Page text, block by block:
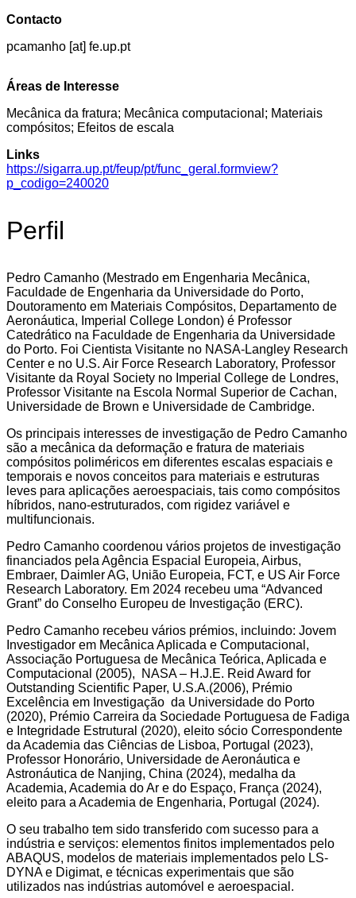
Contacto
pcamanho [at] fe.up.pt
Áreas de Interesse
Mecânica da fratura; Mecânica computacional; Materiais
compósitos; Efeitos de escala
Links
https://sigarra.up.pt/feup/pt/func_geral.formview?
p_codigo=240020
Perfil
Pedro Camanho (Mestrado em Engenharia Mecânica,
Faculdade de Engenharia da Universidade do Porto,
Doutoramento em Materiais Compósitos, Departamento de
Aeronáutica, Imperial College London) é Professor
Catedrático na Faculdade de Engenharia da Universidade
do Porto. Foi Cientista Visitante no NASA-Langley Research
Center e no U.S. Air Force Research Laboratory, Professor
Visitante da Royal Society no Imperial College de Londres,
Professor Visitante na Escola Normal Superior de Cachan,
Universidade de Brown e Universidade de Cambridge.
Os principais interesses de investigação de Pedro Camanho
são a mecânica da deformação e fratura de materiais
compósitos poliméricos em diferentes escalas espaciais e
temporais e novos conceitos para materiais e estruturas
leves para aplicações aeroespaciais, tais como compósitos
híbridos, nano-estruturados, com rigidez variável e
multifuncionais.
Pedro Camanho coordenou vários projetos de investigação
financiados pela Agência Espacial Europeia, Airbus,
Embraer, Daimler AG, União Europeia, FCT, e US Air Force
Research Laboratory. Em 2024 recebeu uma “Advanced
Grant” do Conselho Europeu de Investigação (ERC).
Pedro Camanho recebeu vários prémios, incluindo: Jovem
Investigador em Mecânica Aplicada e Computacional,
Associação Portuguesa de Mecânica Teórica, Aplicada e
Computacional (2005), NASA – H.J.E. Reid Award for
Outstanding Scientific Paper, U.S.A.(2006), Prémio
Excelência em Investigação da Universidade do Porto
(2020), Prémio Carreira da Sociedade Portuguesa de Fadiga
e Integridade Estrutural (2020), eleito sócio Correspondente
da Academia das Ciências de Lisboa, Portugal (2023),
Professor Honorário, Universidade de Aeronáutica e
Astronáutica de Nanjing, China (2024), medalha da
Academia, Academia do Ar e do Espaço, França (2024),
eleito para a Academia de Engenharia, Portugal (2024).
O seu trabalho tem sido transferido com sucesso para a
indústria e serviços: elementos finitos implementados pelo
ABAQUS, modelos de materiais implementados pelo LS-
DYNA e Digimat, e técnicas experimentais que são
utilizados nas indústrias automóvel e aeroespacial.